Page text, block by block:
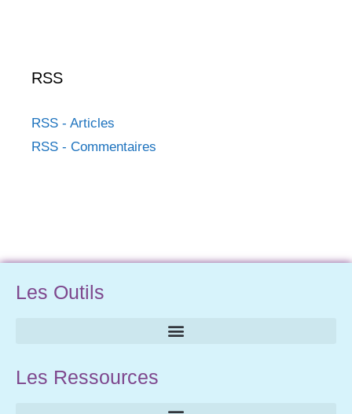
RSS
RSS - Articles
RSS - Commentaires
Les Outils
Les Ressources